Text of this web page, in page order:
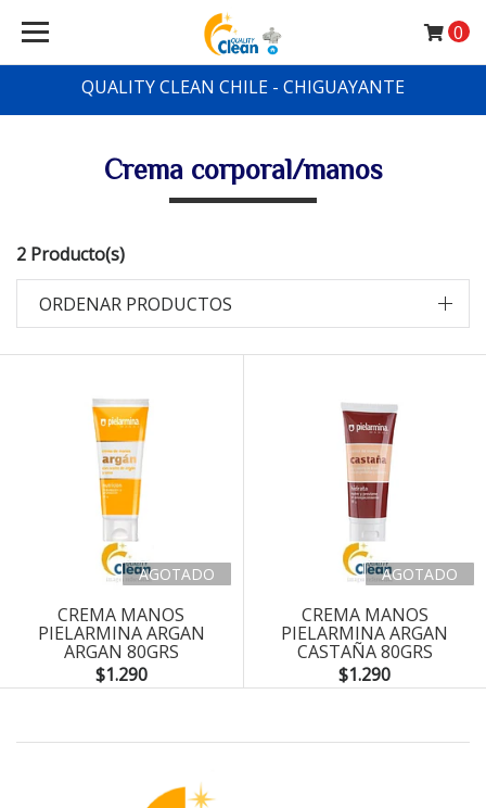
QUALITY CLEAN CHILE - CHIGUAYANTE
0
Crema corporal/manos
2 Producto(s)
ORDENAR PRODUCTOS
AGOTADO
CREMA MANOS
PIELARMINA ARGAN
ARGAN 80GRS
$1.290
AGOTADO
CREMA MANOS
PIELARMINA ARGAN
CASTAÑA 80GRS
$1.290